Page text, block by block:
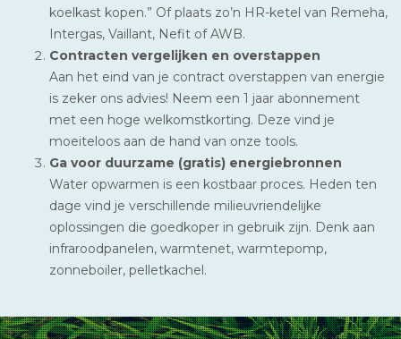
koelkast kopen.” Of plaats zo’n HR-ketel van Remeha,
Intergas, Vaillant, Nefit of AWB.
Contracten vergelijken en overstappen
Aan het eind van je contract overstappen van energie
is zeker ons advies! Neem een 1 jaar abonnement
met een hoge welkomstkorting. Deze vind je
moeiteloos aan de hand van onze tools.
Ga voor duurzame (gratis) energiebronnen
Water opwarmen is een kostbaar proces. Heden ten
dage vind je verschillende milieuvriendelijke
oplossingen die goedkoper in gebruik zijn. Denk aan
infraroodpanelen, warmtenet, warmtepomp,
zonneboiler, pelletkachel.